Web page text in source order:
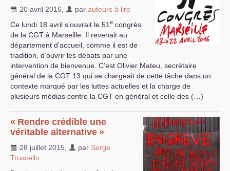
20 avril 2016 par auteurs à lire
Ce lundi 18 avril s’ouvrait le 51 e congrès
de la CGT à Marseille. Il revenait au
département d’accueil, comme il est de
tradition, d’ouvrir les débats par une
intervention de bienvenue. C’est Olivier Mateu, secrétaire
général de la CGT 13 qui se chargeait de cette tâche dans un
contexte marqué par les luttes actuelles et la charge de
plusieurs médias contre la CGT en général et celle des (…)
« Rendre crédible une
véritable alternative »
28 juillet 2015 par Serge
Truscello